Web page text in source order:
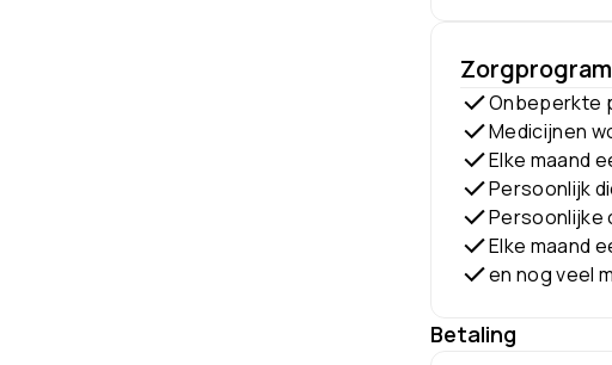
Onbeperkte
Medicijnen
Elke maand
Persoonlijk
Persoonlijke
Elke maand
en nog veel
Betaling